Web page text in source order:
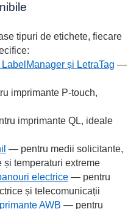
tipuri de etichete, fiecare
și LetraTag —
imprimante P-touch,
imprimante QL, ideale
— pentru medii solicitante,
și temperaturi extreme
electrice — pentru
și telecomunicații
AWB — pentru